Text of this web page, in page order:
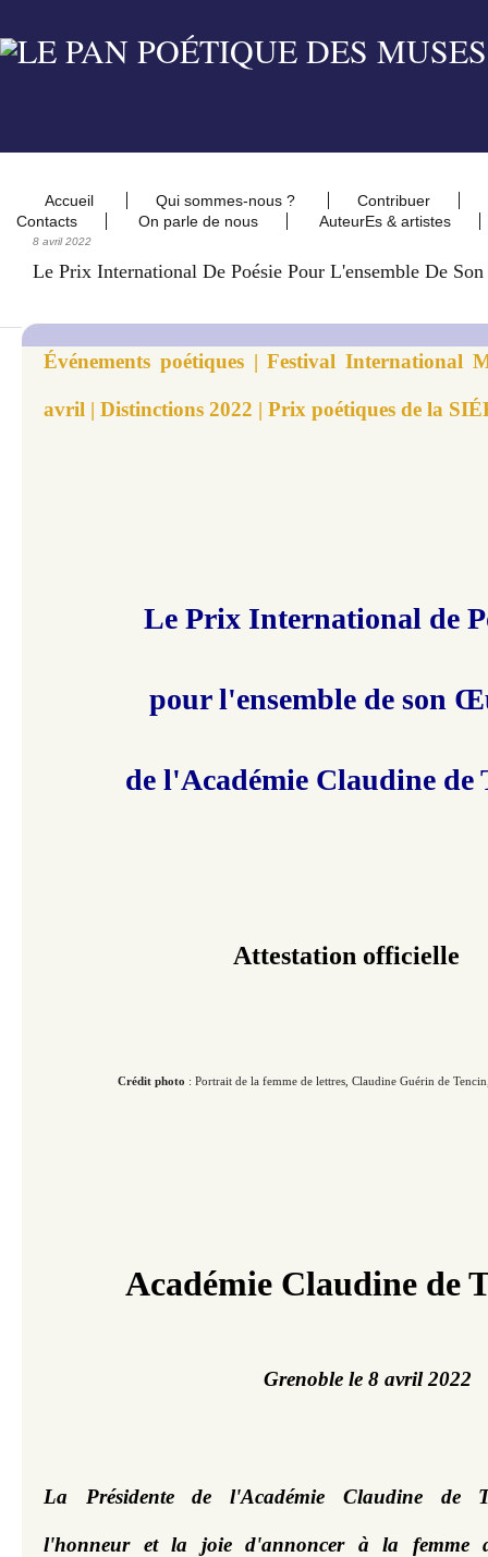
Accueil Qui sommes-nous ?
Contribuer
Contacts
On parle de nous AuteurEs & artistes
8 avril 2022
Le Prix International De Poésie Pour L'ensemble De
Événements poétiques | Festival International
avril | Distinctions 2022 | Prix poétiques de la
Le Prix International de
pour l'ensemble de son
de l'Académie Claudine de
Attestation officielle
Crédit photo : Portrait de la femme de lettres, Claudine Guérin de
Académie Claudine de
Grenoble le 8 avril 2022
La Présidente de l'Académie Claudine de
l'honneur et la joie d'annoncer à la femme